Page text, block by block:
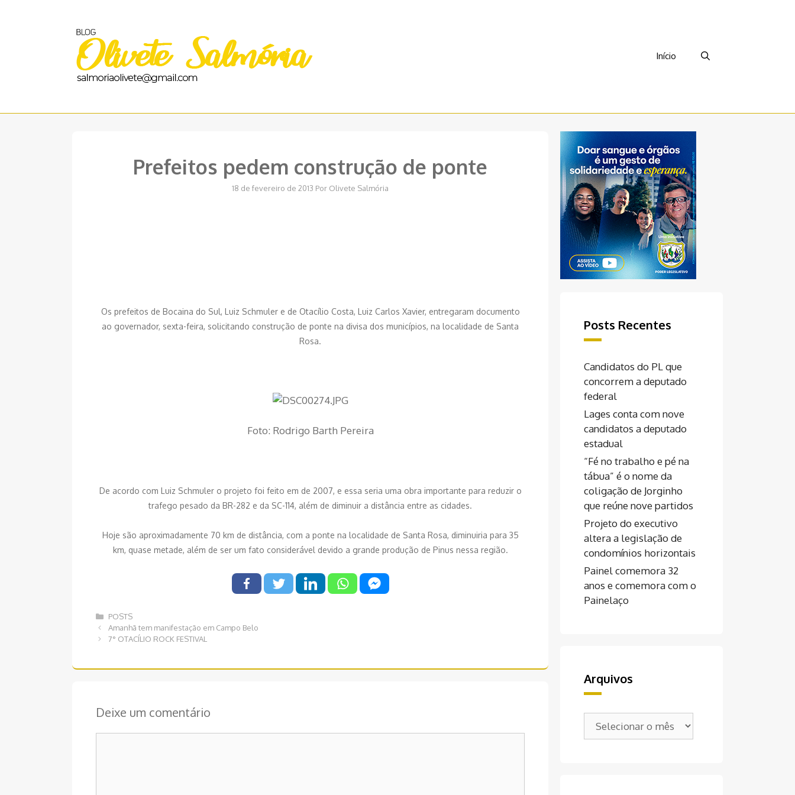
Início
Prefeitos pedem construção de ponte
18 de fevereiro de 2013 Por Olivete Salmória
Os prefeitos de Bocaina do Sul, Luiz Schmuler e de Otacílio Costa, Luiz Carlos Xavier, entregaram documento
ao governador, sexta-feira, solicitando construção de ponte na divisa dos municípios, na localidade de Santa
Rosa.
Foto: Rodrigo Barth Pereira
De acordo com Luiz Schmuler o projeto foi feito em de 2007, e essa seria uma obra importante para reduzir o
trafego pesado da BR-282 e da SC-114, além de diminuir a distância entre as cidades.
Hoje são aproximadamente 70 km de distância, com a ponte na localidade de Santa Rosa, diminuiria para 35
km, quase metade, além de ser um fato considerável devido a grande produção de Pinus nessa região.
Categorias
POSTS
Navegação
de
Amanhã tem manifestação em Campo Belo
7° OTACÍLIO ROCK FESTIVAL
Deixe um comentário
Posts Recentes
Candidatos do PL que
concorrem a deputado
federal
Lages conta com nove
candidatos a deputado
estadual
“Fé no trabalho e pé na
tábua” é o nome da
coligação de Jorginho
que reúne nove partidos
Projeto do executivo
altera a legislação de
condomínios horizontais
Painel comemora 32
anos e comemora com o
Painelaço
Arquivos